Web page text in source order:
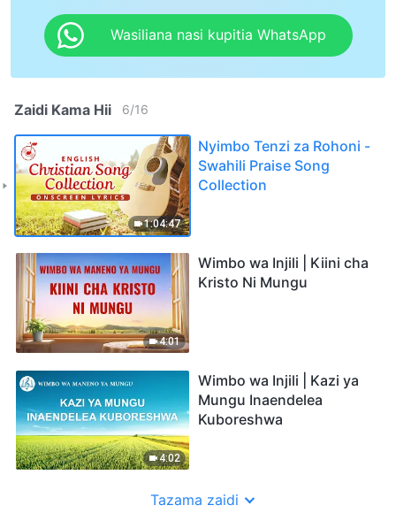
Wasiliana nasi kupitia WhatsApp
Zaidi Kama Hii 6/16
1:04:47
Nyimbo Tenzi za Rohoni -
Swahili Praise Song
Collection
4:01
Wimbo wa Injili | Kiini cha
Kristo Ni Mungu
4:02
Wimbo wa Injili | Kazi ya
Mungu Inaendelea
Kuboreshwa
Tazama zaidi